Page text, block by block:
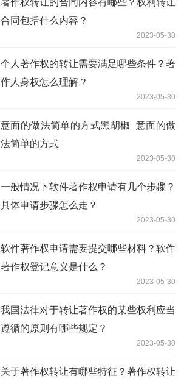
著作权转让的合同内容有哪些？权利转让
合同包括什么内容？
2023-05-30
个人著作权的转让需要满足哪些条件？著
作人身权怎么理解？
2023-05-30
意面的做法简单的方式黑胡椒_意面的做
法简单的方式
2023-05-30
一般情况下软件著作权申请有几个步骤？
具体申请步骤怎么走？
2023-05-30
软件著作权申请需要提交哪些材料？软件
著作权登记意义是什么？
2023-05-30
我国法律对于转让著作权的某些权利应当
遵循的原则有哪些规定？
2023-05-30
关于著作权转让有哪些特征？著作权转让